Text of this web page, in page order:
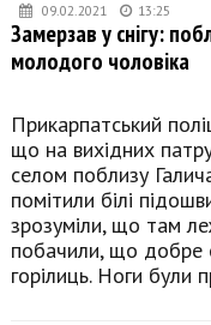
09.02.2021 13:25
Замерзав у снігу:
молодого чоловіка
Прикарпатський
що на вихідних
селом поблизу
помітили білі
зрозуміли, що там
побачили, що добре
горілиць. Ноги були